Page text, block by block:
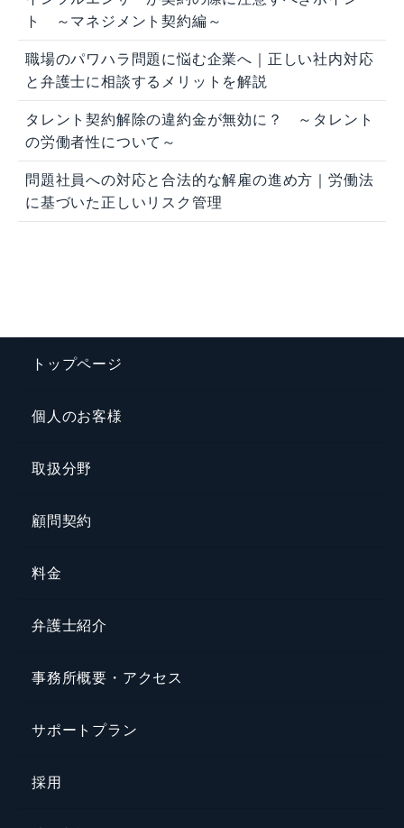
ト ～マネジメント契約編～
職場のパワハラ問題に悩む企業へ｜正しい社内対応
と弁護士に相談するメリットを解説
タレント契約解除の違約金が無効に？ ～タレント
の労働者性について～
問題社員への対応と合法的な解雇の進め方｜労働法
に基づいた正しいリスク管理
トップページ
個人のお客様
取扱分野
顧問契約
料金
弁護士紹介
事務所概要・アクセス
サポートプラン
採用